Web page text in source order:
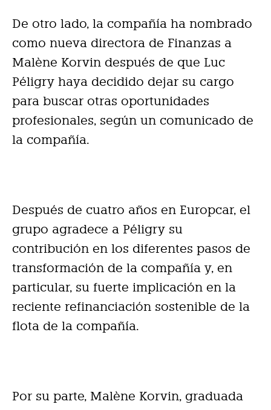
De otro lado, la compañía ha nombrado
como nueva directora de Finanzas a
Malène Korvin después de que Luc
Péligry haya decidido dejar su cargo
para buscar otras oportunidades
profesionales, según un comunicado de
la compañía.
Después de cuatro años en Europcar, el
grupo agradece a Péligry su
contribución en los diferentes pasos de
transformación de la compañía y, en
particular, su fuerte implicación en la
reciente refinanciación sostenible de la
flota de la compañía.
Por su parte, Malène Korvin, graduada